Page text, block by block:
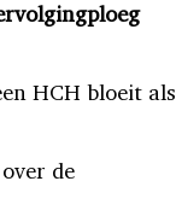
HCH bloeit als
over de